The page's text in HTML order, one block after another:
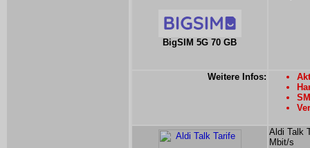
BigSIM 5G 70 GB
Weitere Infos:
Aldi Talk
Mbit/s